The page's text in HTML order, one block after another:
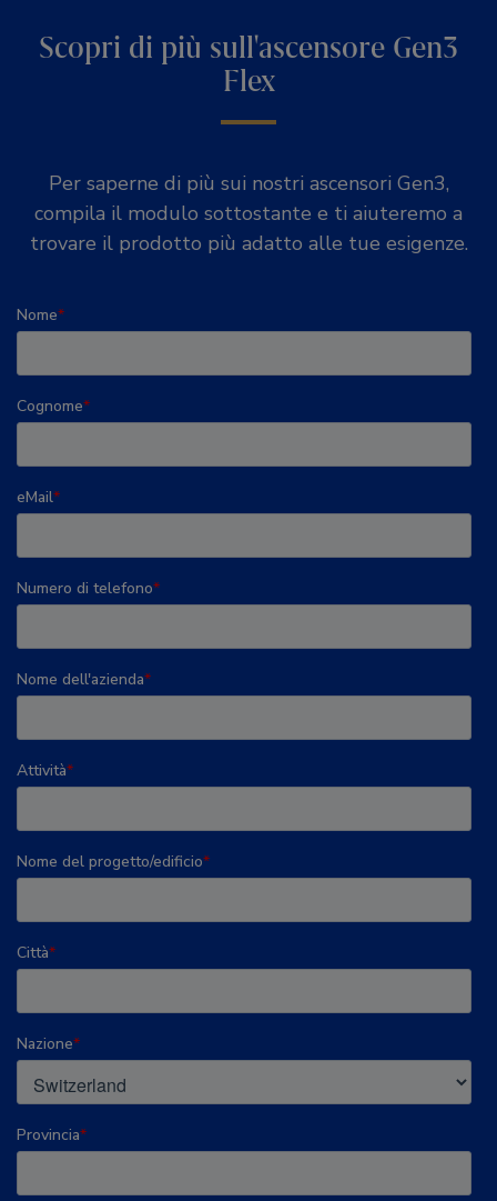
Scopri di più sull'ascensore Gen3
Flex
Per saperne di più sui nostri ascensori Gen3,
compila il modulo sottostante e ti aiuteremo a
trovare il prodotto più adatto alle tue esigenze.